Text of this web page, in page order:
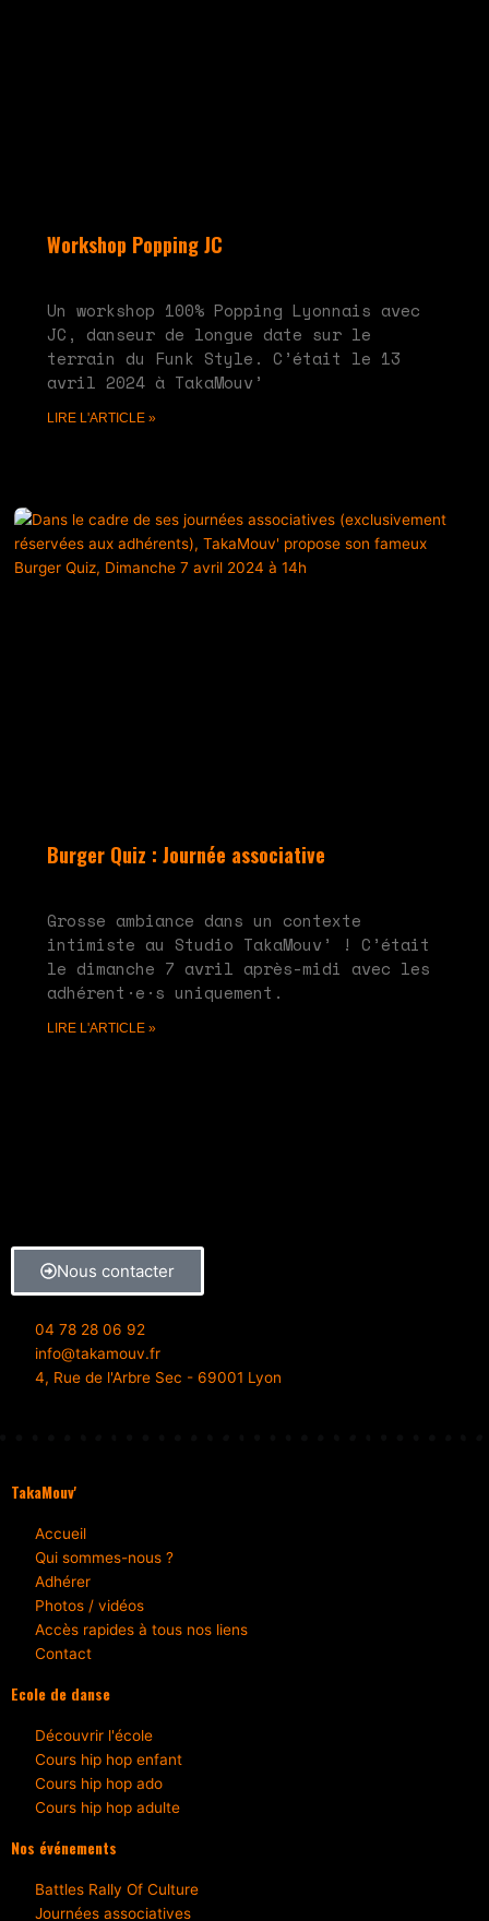
Workshop Popping JC
Un workshop 100% Popping Lyonnais avec
JC, danseur de longue date sur le
terrain du Funk Style. C’était le 13
avril 2024 à TakaMouv’
LIRE L'ARTICLE »
Burger Quiz : Journée associative
Grosse ambiance dans un contexte
intimiste au Studio TakaMouv’ ! C’était
le dimanche 7 avril après-midi avec les
adhérent·e·s uniquement.
LIRE L'ARTICLE »
Nous contacter
04 78 28 06 92
info@takamouv.fr
4, Rue de l'Arbre Sec - 69001 Lyon
TakaMouv'
Accueil
Qui sommes-nous ?
Adhérer
Photos / vidéos
Accès rapides à tous nos liens
Contact
Ecole de danse
Découvrir l'école
Cours hip hop enfant
Cours hip hop ado
Cours hip hop adulte
Nos événements
Battles Rally Of Culture
Journées associatives